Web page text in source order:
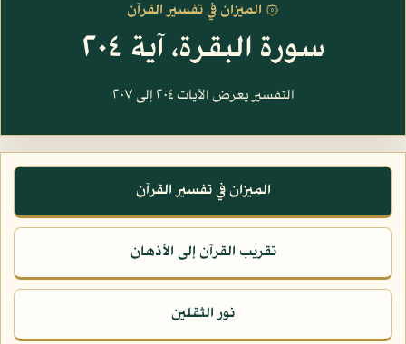
۞ الميزان في تفسير القرآن
سورة البقرة، آية ٢٠٤
التفسير يعرض الآيات ٢٠٤ إلى ٢٠٧
الميزان في تفسير القرآن
تقريب القرآن إلى الأذهان
نور الثقلين